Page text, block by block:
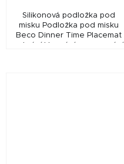
Silikonová podložka pod
misku Podložka pod misku
Beco Dinner Time Placemat
zabrání klouzání a posouvání